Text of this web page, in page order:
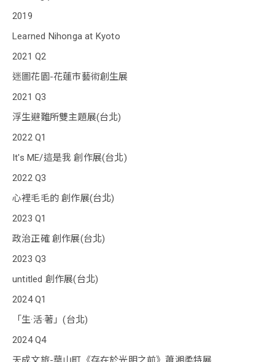
2019
Learned Nihonga at Kyoto
2021 Q2
​迷圖花園-花蓮市藝術創生展
2021 Q3
浮生避難所雙主題展(台北)
2022 Q1
It's ME/這是我 創作展(台北)
2022 Q3
心裡毛毛的 創作展(台北)
2023 Q1
政治正確 創作展(台北)
2023 Q3
untitled 創作展(台北)
2024 Q1
「生·活·著」(台北)
2024 Q4